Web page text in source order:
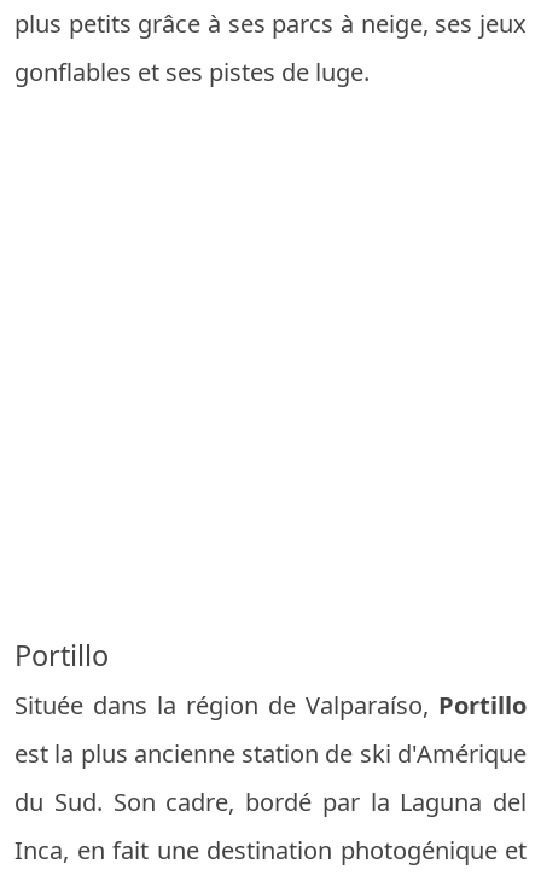
plus petits grâce à ses parcs à neige, ses jeux
gonflables et ses pistes de luge.
Portillo
Située dans la région de Valparaíso, Portillo
est la plus ancienne station de ski d'Amérique
du Sud. Son cadre, bordé par la Laguna del
Inca, en fait une destination photogénique et